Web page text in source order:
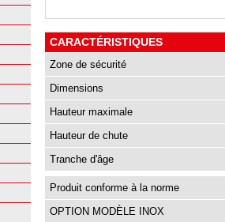
CARACTÉRISTIQUES
Zone de sécurité
Dimensions
Hauteur maximale
Hauteur de chute
Tranche d'âge
Produit conforme à la norme
OPTION MODÈLE INOX